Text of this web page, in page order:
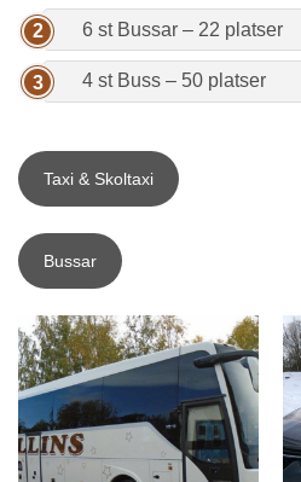
6 st Bussar – 22 platser
4 st Buss – 50 platser
Taxi & Skoltaxi
Bussar